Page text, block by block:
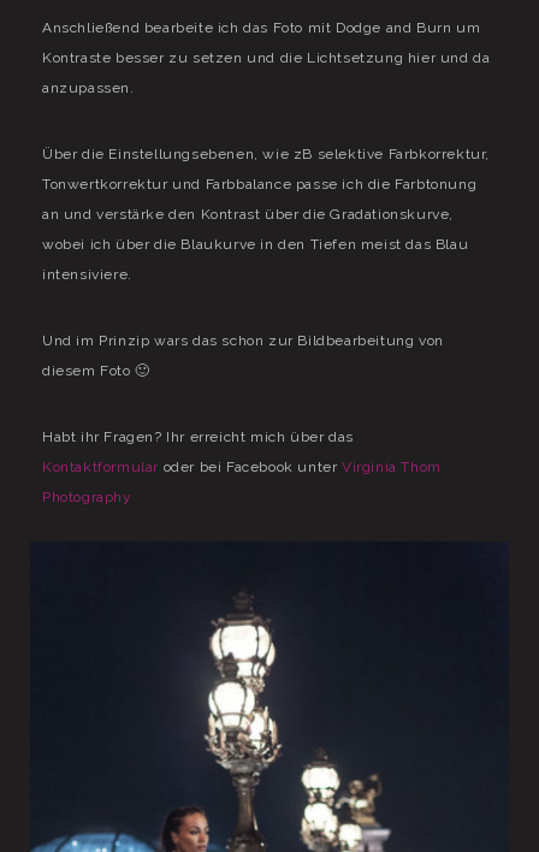
Anschließend bearbeite ich das Foto mit Dodge and Burn um
Kontraste besser zu setzen und die Lichtsetzung hier und da
anzupassen.
Über die Einstellungsebenen, wie zB selektive Farbkorrektur,
Tonwertkorrektur und Farbbalance passe ich die Farbtonung
an und verstärke den Kontrast über die Gradationskurve,
wobei ich über die Blaukurve in den Tiefen meist das Blau
intensiviere.
Und im Prinzip wars das schon zur Bildbearbeitung von
diesem Foto 🙂
Habt ihr Fragen? Ihr erreicht mich über das
Kontaktformular oder bei Facebook unter Virginia Thom
Photography